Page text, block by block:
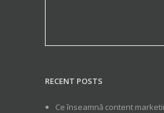
RECENT POSTS
Ce înseamnă content